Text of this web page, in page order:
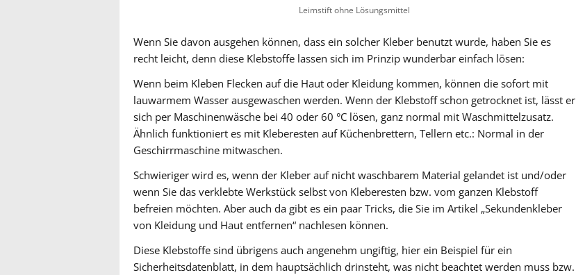
Leimstift ohne Lösungsmittel
Wenn Sie davon ausgehen können, dass ein solcher Kleber benutzt wurde, haben Sie es
recht leicht, denn diese Klebstoffe lassen sich im Prinzip wunderbar einfach lösen:
Wenn beim Kleben Flecken auf die Haut oder Kleidung kommen, können die sofort mit
lauwarmem Wasser ausgewaschen werden. Wenn der Klebstoff schon getrocknet ist, lässt er
sich per Maschinenwäsche bei 40 oder 60 °C lösen, ganz normal mit Waschmittelzusatz.
Ähnlich funktioniert es mit Kleberesten auf Küchenbrettern, Tellern etc.: Normal in der
Geschirrmaschine mitwaschen.
Schwieriger wird es, wenn der Kleber auf nicht waschbarem Material gelandet ist und/oder
wenn Sie das verklebte Werkstück selbst von Kleberesten bzw. vom ganzen Klebstoff
befreien möchten. Aber auch da gibt es ein paar Tricks, die Sie im Artikel „Sekundenkleber
von Kleidung und Haut entfernen“ nachlesen können.
Diese Klebstoffe sind übrigens auch angenehm ungiftig, hier ein Beispiel für ein
Sicherheitsdatenblatt, in dem hauptsächlich drinsteht, was nicht beachtet werden muss bzw.